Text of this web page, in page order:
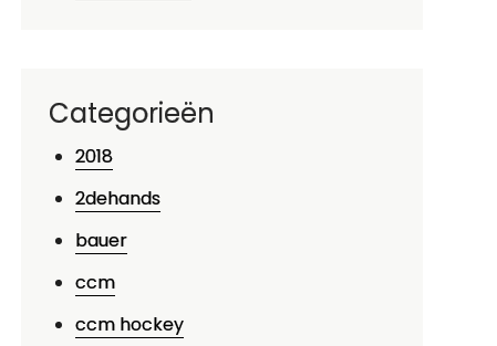
Categorieën
2018
2dehands
bauer
ccm
ccm hockey